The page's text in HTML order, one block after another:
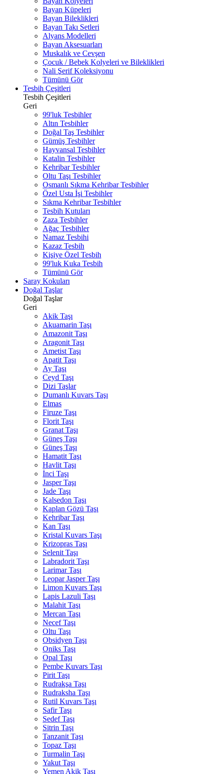
Bayan Küpeleri
Bayan Bileklikleri
Bayan Takı Setleri
Alyans Modelleri
Bayan Aksesuarları
Muskalık ve Cevşen
Çocuk / Bebek Kolyeleri ve Bileklikleri
Nali Şerif Koleksiyonu
Tümünü Gör
Tesbih Çeşitleri
Tesbih Çeşitleri
Geri
99'luk Tesbihler
Altın Tesbihler
Doğal Taş Tesbihler
Gümüş Tesbihler
Hayvansal Tesbihler
Katalin Tesbihler
Kehribar Tesbihler
Oltu Taşı Tesbihler
Osmanlı Sıkma Kehribar Tesbihler
Özel Usta İşi Tesbihler
Sıkma Kehribar Tesbihler
Tesbih Kutuları
Zaza Tesbihler
Ağaç Tesbihler
Namaz Tesbihi
Kazaz Tesbih
Kişiye Özel Tesbih
99'luk Kuka Tesbih
Tümünü Gör
Saray Kokuları
Doğal Taşlar
Doğal Taşlar
Geri
Akik Taşı
Akuamarin Taşı
Amazonit Taşı
Aragonit Taşı
Ametist Taşı
Apatit Taşı
Ay Taşı
Ceyd Taşı
Dizi Taşlar
Dumanlı Kuvars Taşı
Elmas
Firuze Taşı
Florit Taşı
Granat Taşı
Güneş Taşı
Güneş Taşı
Hamatit Taşı
Havlit Taşı
İnci Taşı
Jasper Taşı
Jade Taşı
Kalsedon Taşı
Kaplan Gözü Taşı
Kehribar Taşı
Kan Taşı
Kristal Kuvars Taşı
Krizopras Taşı
Selenit Taşı
Labradorit Taşı
Larimar Taşı
Leopar Jasper Taşı
Limon Kuvars Taşı
Lapis Lazuli Taşı
Malahit Taşı
Mercan Taşı
Necef Taşı
Oltu Taşı
Obsidyen Taşı
Oniks Taşı
Opal Taşı
Pembe Kuvars Taşı
Pirit Taşı
Rudrakşa Taşı
Rudraksha Taşı
Rutil Kuvars Taşı
Safir Taşı
Sedef Taşı
Sitrin Taşı
Tanzanit Taşı
Topaz Taşı
Turmalin Taşı
Yakut Taşı
Yemen Akik Taşı